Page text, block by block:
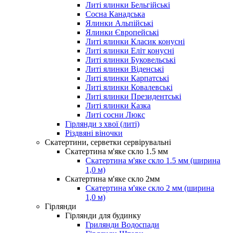
Литі ялинки Бельгійські
Сосна Канадська
Ялинки Альпійські
Ялинки Європейські
Литі ялинки Класик конусні
Литі ялинки Еліт конусні
Литі ялинки Буковельські
Литі ялинки Віденські
Литі ялинки Карпатські
Литі ялинки Ковалевські
Литі ялинки Президентські
Литі ялинки Казка
Литі сосни Люкс
Гірлянди з хвої (литі)
Різдвяні віночки
Скатертини, серветки сервірувальні
Скатертина м'яке скло 1.5 мм
Скатертина м'яке скло 1.5 мм (ширина
1,0 м)
Скатертина м'яке скло 2мм
Скатертина м'яке скло 2 мм (ширина
1,0 м)
Гірлянди
Гірлянди для будинку
Грилянди Водоспади